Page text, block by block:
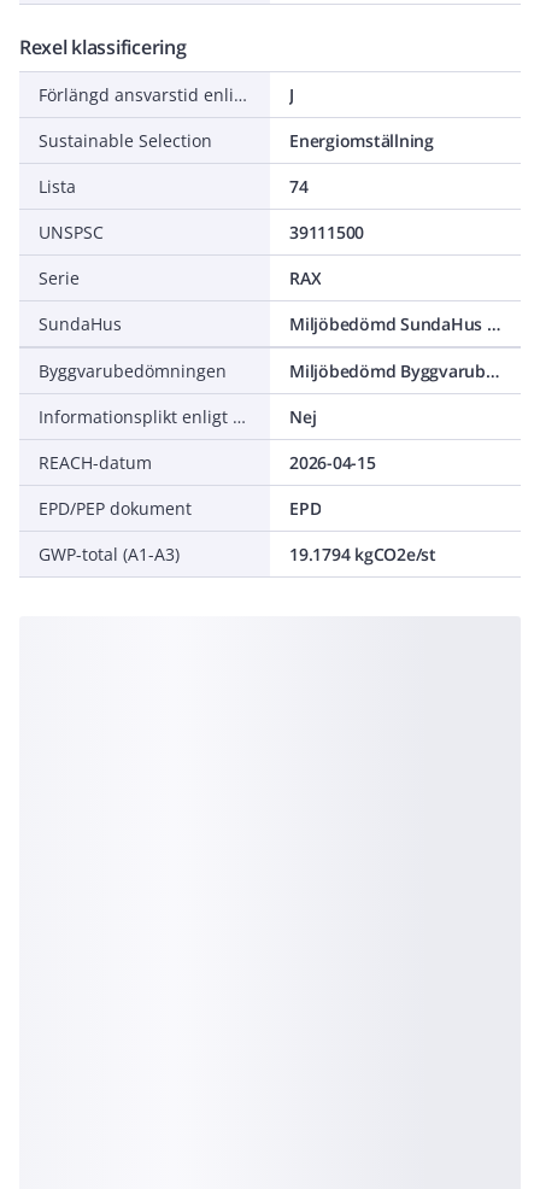
Rexel klassificering
Förlängd ansvarstid enligt ALEM-09
J
Sustainable Selection
Energiomställning
Lista
74
UNSPSC
39111500
Serie
RAX
SundaHus
Miljöbedömd SundaHus C-
Byggvarubedömningen
Miljöbedömd Byggvarubedömning Undviks
Informationsplikt enligt REACH
Nej
REACH-datum
2026-04-15
EPD/PEP dokument
EPD
GWP-total (A1-A3)
19.1794 kgCO2e/st